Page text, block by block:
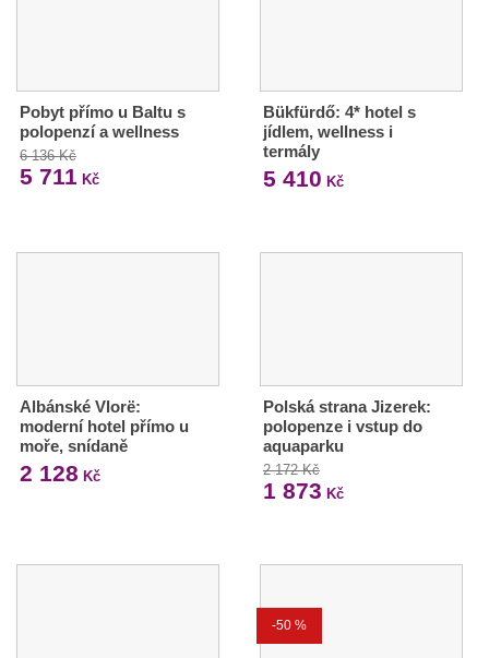
Pobyt přímo u Baltu s
polopenzí a wellness
6 136 Kč
5 711 Kč
Bükfürdő: 4* hotel s
jídlem, wellness i
termály
5 410 Kč
Albánské Vlorë:
moderní hotel přímo u
moře, snídaně
2 128 Kč
Polská strana Jizerek:
polopenze i vstup do
aquaparku
2 172 Kč
1 873 Kč
-50 %